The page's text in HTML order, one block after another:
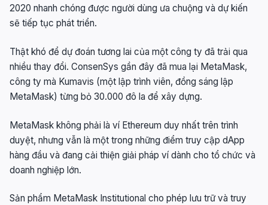
2020 nhanh chóng được người dùng ưa chuộng và dự kiến
sẽ tiếp tục phát triển.
Thật khó để dự đoán tương lai của một công ty đã trải qua
nhiều thay đổi. ConsenSys gần đây đã mua lại MetaMask,
công ty mà Kumavis (một lập trình viên, đồng sáng lập
MetaMask) từng bỏ 30.000 đô la để xây dựng.
MetaMask không phải là ví Ethereum duy nhất trên trình
duyệt, nhưng vẫn là một trong những điểm truy cập dApp
hàng đầu và đang cải thiện giải pháp ví dành cho tổ chức và
doanh nghiệp lớn.
Sản phẩm MetaMask Institutional cho phép lưu trữ và truy